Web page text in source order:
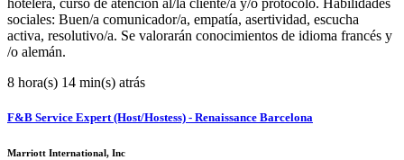
hotelera, curso de atención al/la cliente/a y/o protocolo. Habilidades
sociales: Buen/a comunicador/a, empatía, asertividad, escucha
activa, resolutivo/a. Se valorarán conocimientos de idioma francés y
/o alemán.
8 hora(s) 14 min(s) atrás
F&B Service Expert (Host/Hostess) - Renaissance Barcelona
Marriott International, Inc